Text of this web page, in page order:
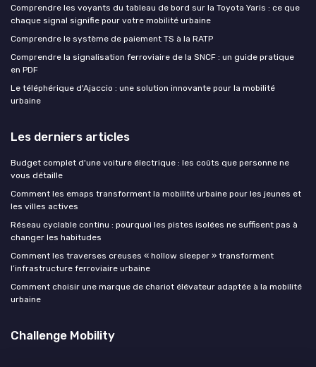
Comprendre les voyants du tableau de bord sur la Toyota Yaris : ce que
chaque signal signifie pour votre mobilité urbaine
Comprendre le système de paiement TS à la RATP
Comprendre la signalisation ferroviaire de la SNCF : un guide pratique
en PDF
Le téléphérique d'Ajaccio : une solution innovante pour la mobilité
urbaine
Les derniers articles
Budget complet d'une voiture électrique : les coûts que personne ne
vous détaille
Comment les emaps transforment la mobilité urbaine pour les jeunes et
les villes actives
Réseau cyclable continu : pourquoi les pistes isolées ne suffisent pas à
changer les habitudes
Comment les traverses creuses « hollow sleeper » transforment
l’infrastructure ferroviaire urbaine
Comment choisir une marque de chariot élévateur adaptée à la mobilité
urbaine
Challenge Mobility